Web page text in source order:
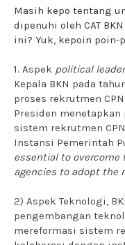
Masih kepo tentang
dipenuhi oleh CAT
ini? Yuk, kepoin poin-
1. Aspek political
Kepala BKN pada
proses rekrutmen
Presiden menetapkan
sistem rekrutmen
Instansi Pemerintah
essential to
agencies to adopt the
2) Aspek Teknologi,
pengembangan
mereformasi sistem